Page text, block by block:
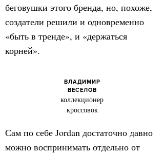
беговушки этого бренда, но, похоже,
создатели решили и одновременно
«быть в тренде», и «держаться
корней».
ВЛАДИМИР
ВЕСЕЛОВ
коллекционер
кроссовок
Сам по себе Jordan достаточно давно
можно воспринимать отдельно от